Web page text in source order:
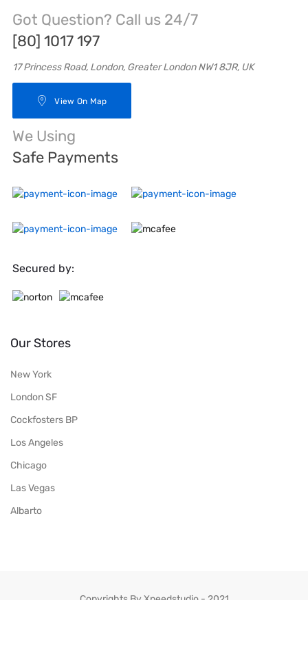
Got Question? Call us 24/7
[80] 1017 197
17 Princess Road, London, Greater London NW1 8JR, UK
View On Map
We Using
Safe Payments
Secured by:
Our Stores
New York
London SF
Cockfosters BP
Los Angeles
Chicago
Las Vegas
Albarto
Copyrights By Xpeedstudio - 2021